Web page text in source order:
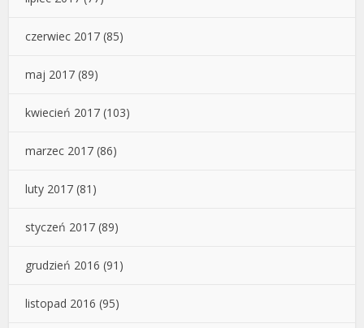
czerwiec 2017 (85)
maj 2017 (89)
kwiecień 2017 (103)
marzec 2017 (86)
luty 2017 (81)
styczeń 2017 (89)
grudzień 2016 (91)
listopad 2016 (95)